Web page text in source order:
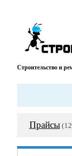
Строительство и
Прайсы